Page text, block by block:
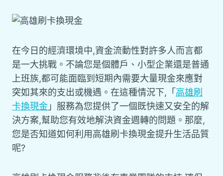
在今日的經濟環境中,資金流動性對許多人而言都
是一大挑戰。不論您是個體戶、小型企業還是普通
上班族,都可能面臨到短期內需要大量現金來應對
突如其來的支出或機遇。在這種情況下,「 高雄刷
卡換現金 」服務為您提供了一個既快速又安全的解
決方案,幫助您有效地解決資金週轉的問題。那麼,
您是否知道如何利用高雄刷卡換現金提升生活品質
呢?